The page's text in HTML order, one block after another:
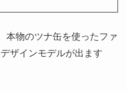
本物のツナ缶を使ったファ
ザインモデルが出ます